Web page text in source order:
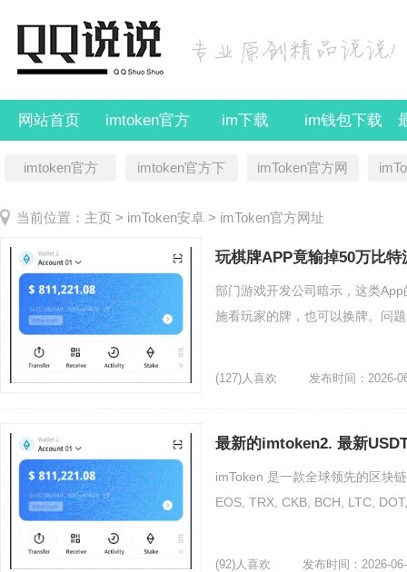
网站首页 imtoken官方 im下载 im钱包下载
imtoken官方
imtoken官方下
imToken官方网
当前位置： 主页 > imToken安卓 > imToken官方网址
玩棋牌APP竟输掉50万比
部门游戏开发公司暗示，这类
施看玩家的牌，也可以换牌。问
(127)人喜欢 发布时间：2026-
最新的imtoken2. 最新
imToken 是一款全球领先的区块
EOS, TRX, CKB, BCH, LTC,
(92)人喜欢 发布时间：2026-